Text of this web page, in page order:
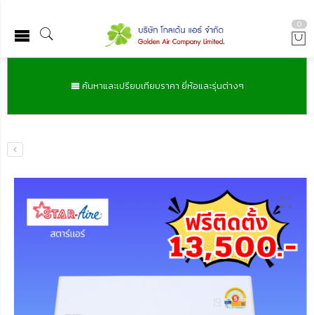
0
ค้นหาและเปรียบเทียบราคา ยี่ห้อและรุ่นต่างๆ